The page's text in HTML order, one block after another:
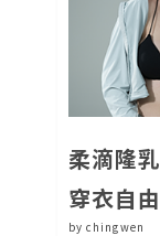
柔滴隆
穿衣自
by chingwen